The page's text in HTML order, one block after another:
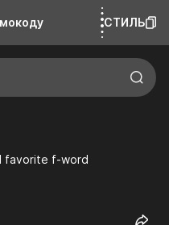
СТИЛЬ
favorite f-word